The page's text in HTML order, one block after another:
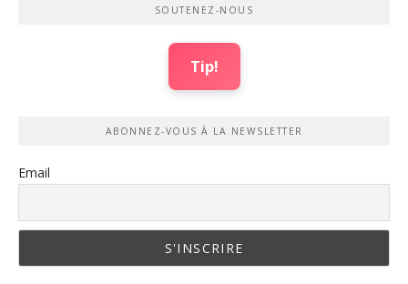
SOUTENEZ-NOUS
Tip!
ABONNEZ-VOUS À LA NEWSLETTER
Email